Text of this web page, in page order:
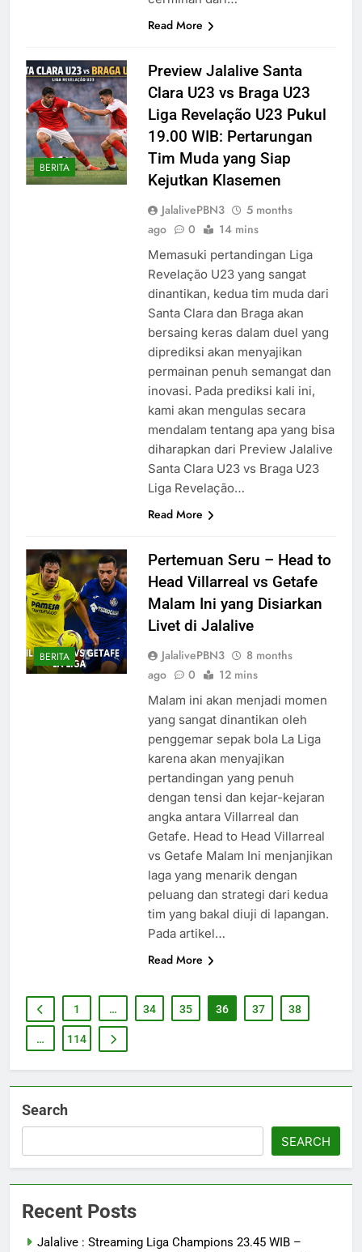
Read More
BERITA
Preview Jalalive Santa
Clara U23 vs Braga U23
Liga Revelação U23 Pukul
19.00 WIB: Pertarungan
Tim Muda yang Siap
Kejutkan Klasemen
JalalivePBN3
5 months
ago
0 14 mins
Memasuki pertandingan Liga
Revelação U23 yang sangat
dinantikan, kedua tim muda dari
Santa Clara dan Braga akan
bersaing keras dalam duel yang
diprediksi akan menyajikan
permainan penuh semangat dan
inovasi. Pada prediksi kali ini,
kami akan mengulas secara
mendalam tentang apa yang bisa
diharapkan dari Preview Jalalive
Santa Clara U23 vs Braga U23
Liga Revelação…
Read More
BERITA
Pertemuan Seru – Head to
Head Villarreal vs Getafe
Malam Ini yang Disiarkan
Livet di Jalalive
JalalivePBN3
8 months
ago
0 12 mins
Malam ini akan menjadi momen
yang sangat dinantikan oleh
penggemar sepak bola La Liga
karena akan menyajikan
pertandingan yang penuh
dengan tensi dan kejar-kejaran
angka antara Villarreal dan
Getafe. Head to Head Villarreal
vs Getafe Malam Ini menjanjikan
laga yang menarik dengan
peluang dan strategi dari kedua
tim yang bakal diuji di lapangan.
Pada artikel…
Read More
1 … 34 35 36 37 38
… 114
Search
SEARCH
Recent Posts
Jalalive : Streaming Liga Champions 23.45 WIB –